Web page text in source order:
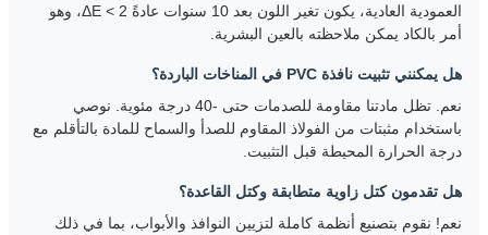
العمودية العادية، يكون تغير اللون بعد 10 سنوات عادةً ΔE < 2، وهو
أمر بالكاد يمكن ملاحظته بالعين البشرية.
هل يمكنني تثبيت نافذة PVC في المناخات الباردة؟
نعم. تظل مادتنا مقاومة للصدمات حتى -40 درجة مئوية. نوصي
باستخدام مثبتات من الفولاذ المقاوم للصدأ والسماح للمادة بالتأقلم مع
درجة الحرارة المحيطة قبل التثبيت.
هل تقدمون كتل زاوية متطابقة وكتل القاعدة؟
نعم! نقوم بتصنيع أنظمة كاملة لتزيين النوافذ والأبواب، بما في ذلك